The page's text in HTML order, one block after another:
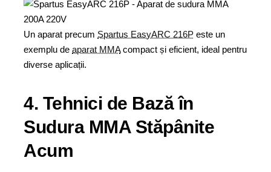
Un aparat precum Spartus EasyARC 216P este un
exemplu de aparat MMAcompact și eficient, ideal pentru
diverse aplicații.
4. Tehnici de Bază în
Sudura MMA Stăpânite
Acum